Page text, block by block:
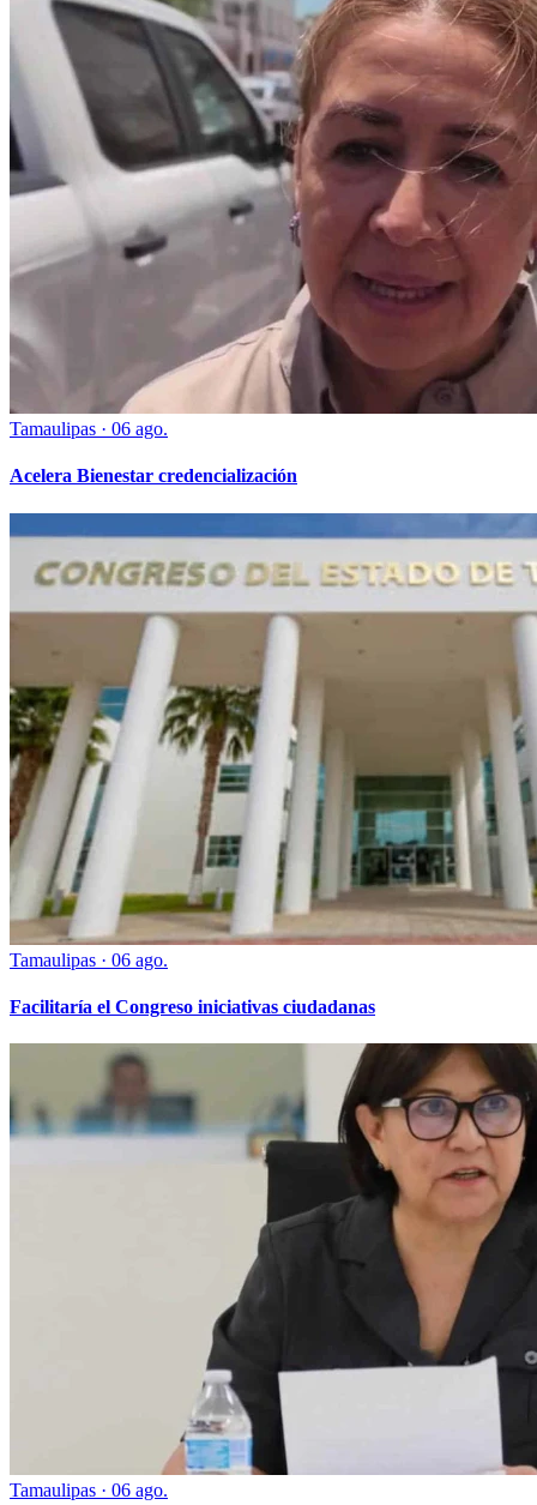
Tamaulipas · 06 ago.
Acelera Bienestar credencialización
Tamaulipas · 06 ago.
Facilitaría el Congreso iniciativas ciudadanas
Tamaulipas · 06 ago.